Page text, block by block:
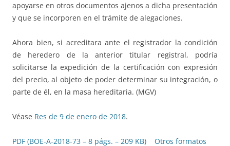
apoyarse en otros documentos ajenos a dicha presentación
y que se incorporen en el trámite de alegaciones.
Ahora bien, si acreditara ante el registrador la condición
de heredero de la anterior titular registral, podría
solicitarse la expedición de la certificación con expresión
del precio, al objeto de poder determinar su integración, o
parte de él, en la masa hereditaria. (MGV)
Véase Res de 9 de enero de 2018.
PDF (BOE-A-2018-73 – 8 págs. – 209 KB) Otros formatos